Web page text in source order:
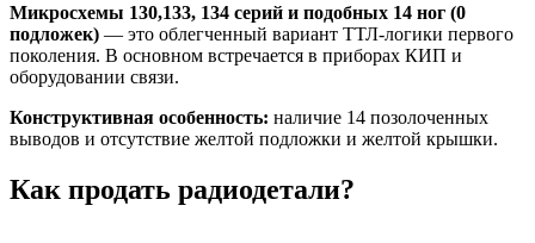
Микросхемы 130,133, 134 серий и подобных 14 ног (0
подложек) — это облегченный вариант ТТЛ-логики первого
поколения. В основном встречается в приборах КИП и
оборудовании связи.
Конструктивная особенность: наличие 14 позолоченных
выводов и отсутствие желтой подложки и желтой крышки.
Как продать радиодетали?